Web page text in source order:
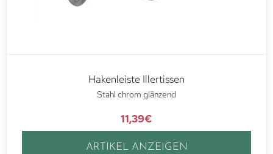
Hakenleiste Illertissen
Stahl chrom glänzend
11,39€
ARTIKEL ANZEIGEN